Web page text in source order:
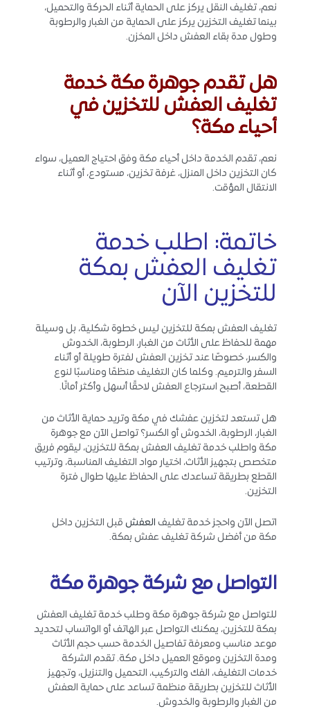
نعم، تغليف النقل يركز على الحماية أثناء الحركة والتحميل،
بينما تغليف التخزين يركز على الحماية من الغبار والرطوبة
وطول مدة بقاء العفش داخل المخزن.
هل تقدم جوهرة مكة خدمة
تغليف العفش للتخزين في
أحياء مكة؟
نعم، تقدم الخدمة داخل أحياء مكة وفق احتياج العميل، سواء
كان التخزين داخل المنزل، غرفة تخزين، مستودع، أو أثناء
الانتقال المؤقت.
خاتمة: اطلب خدمة
تغليف العفش بمكة
للتخزين الآن
تغليف العفش بمكة للتخزين ليس خطوة شكلية، بل وسيلة
مهمة للحفاظ على الأثاث من الغبار، الرطوبة، الخدوش
والكسر، خصوصًا عند تخزين العفش لفترة طويلة أو أثناء
السفر والترميم. وكلما كان التغليف منظمًا ومناسبًا لنوع
القطعة، أصبح استرجاع العفش لاحقًا أسهل وأكثر أمانًا.
هل تستعد لتخزين عفشك في مكة وتريد حماية الأثاث من
الغبار، الرطوبة، الخدوش أو الكسر؟ تواصل الآن مع جوهرة
مكة واطلب خدمة تغليف العفش بمكة للتخزين، ليقوم فريق
متخصص بتجهيز الأثاث، اختيار مواد التغليف المناسبة، وترتيب
القطع بطريقة تساعدك على الحفاظ عليها طوال فترة
التخزين.
اتصل الآن واحجز خدمة تغليف العفش قبل التخزين داخل
مكة من أفضل شركة تغليف عفش بمكة.
التواصل مع شركة جوهرة مكة
للتواصل مع شركة جوهرة مكة وطلب خدمة تغليف العفش
بمكة للتخزين، يمكنك التواصل عبر الهاتف أو الواتساب لتحديد
موعد مناسب ومعرفة تفاصيل الخدمة حسب حجم الأثاث
ومدة التخزين وموقع العميل داخل مكة. تقدم الشركة
خدمات التغليف، الفك والتركيب، التحميل والتنزيل، وتجهيز
الأثاث للتخزين بطريقة منظمة تساعد على حماية العفش
من الغبار والرطوبة والخدوش.